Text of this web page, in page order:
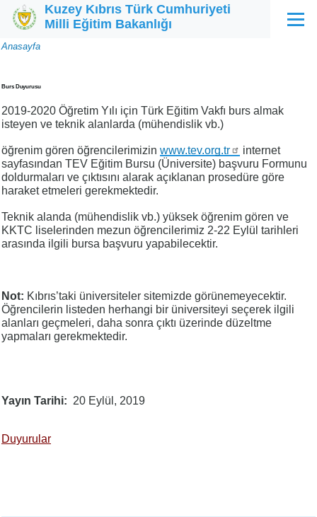
Ana içeriğe atla
Kuzey Kıbrıs Türk Cumhuriyeti
Milli Eğitim Bakanlığı
Menü
Sayfa
Anasayfa
Burs Duyurusu
2019-2020 Öğretim Yılı için Türk Eğitim Vakfı burs almak
isteyen ve teknik alanlarda (mühendislik vb.)
öğrenim gören öğrencilerimizin www.tev.org.tr
internet
sayfasından TEV Eğitim Bursu (Üniversite) başvuru Formunu
doldurmaları ve çıktısını alarak açıklanan prosedüre göre
haraket etmeleri gerekmektedir.
Teknik alanda (mühendislik vb.) yüksek öğrenim gören ve
KKTC liselerinden mezun öğrencilerimiz 2-22 Eylül tarihleri
arasında ilgili bursa başvuru yapabilecektir.
Not: Kıbrıs’taki üniversiteler sitemizde görünemeyecektir.
Öğrencilerin listeden herhangi bir üniversiteyi seçerek ilgili
alanları geçmeleri, daha sonra çıktı üzerinde düzeltme
yapmaları gerekmektedir.
Yayın Tarihi 20 Eylül, 2019
Duyurular